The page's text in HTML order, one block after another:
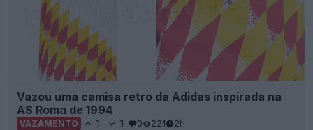
Vazou uma camisa retro da Adidas inspirada na
AS Roma de 1994
VAZAMENTO 1 1 0 221 2h